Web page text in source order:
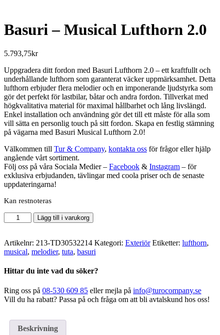
Basuri – Musical Lufthorn 2.0
5.793,75kr
Uppgradera ditt fordon med Basuri Lufthorn 2.0 – ett kraftfullt och
underhållande lufthorn som garanterat väcker uppmärksamhet. Detta
lufthorn erbjuder flera melodier och en imponerande ljudstyrka som
gör det perfekt för lastbilar, båtar och andra fordon. Tillverkat med
högkvalitativa material för maximal hållbarhet och lång livslängd.
Enkel installation och användning gör det till ett måste för alla som
vill sätta en personlig touch på sitt fordon. Skapa en festlig stämning
på vägarna med Basuri Musical Lufthorn 2.0!
Välkommen till Tur & Company, kontakta oss för frågor eller hjälp
angående vårt sortiment.
Följ oss på våra Sociala Medier – Facebook & Instagram – för
exklusiva erbjudanden, tävlingar med coola priser och de senaste
uppdateringarna!
Kan restnoteras
Basuri
-
Lufthorn
2.0
Lägg till i varukorg
Artikelnr: 213-TD30532214 Kategori: Exteriör Etiketter: lufthorn,
musical, melodier, tuta, basuri
Hittar du inte vad du söker?
Ring oss på 08-530 609 85 eller mejla på info@turocompany.se
Vill du ha rabatt? Passa på och fråga om att bli avtalskund hos oss!
Beskrivning